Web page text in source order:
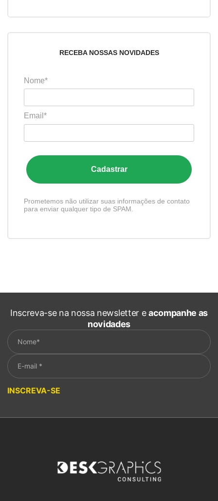
RECEBA NOSSAS NOVIDADES
Nome*
Email*
Cadastrar
Prometemos não utilizar suas informações de contato
para enviar qualquer tipo de SPAM.
Inscreva-se na nossa newsletter eacompanhe as
novidades
INSCREVA-SE